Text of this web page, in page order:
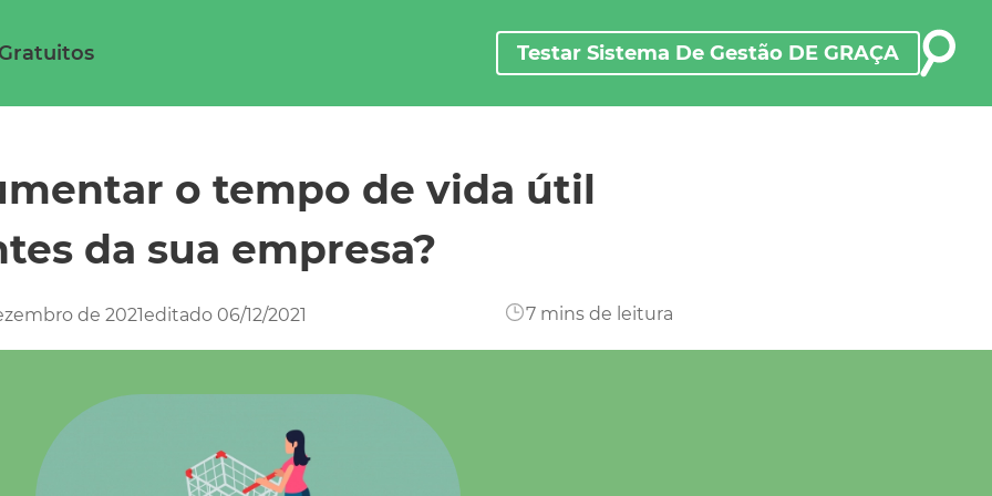
Testar Sistema De Gestão DE GRAÇA
Testar Sistema De Gestão DE GRAÇA
o tempo de vida útil
da sua empresa?
de 2021editado 06/12/2021 7 mins de leitura